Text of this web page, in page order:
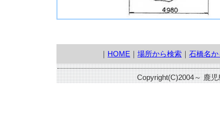
HOME 場所から検索 石橋名
Copyright(C)2004～ 鹿